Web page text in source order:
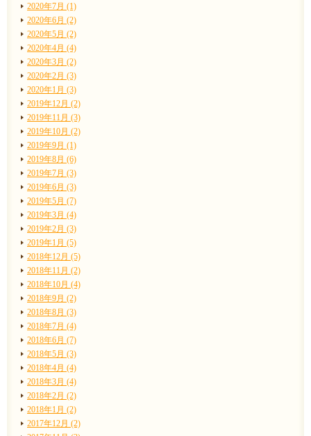
2020年7月 (1)
2020年6月 (2)
2020年5月 (2)
2020年4月 (4)
2020年3月 (2)
2020年2月 (3)
2020年1月 (3)
2019年12月 (2)
2019年11月 (3)
2019年10月 (2)
2019年9月 (1)
2019年8月 (6)
2019年7月 (3)
2019年6月 (3)
2019年5月 (7)
2019年3月 (4)
2019年2月 (3)
2019年1月 (5)
2018年12月 (5)
2018年11月 (2)
2018年10月 (4)
2018年9月 (2)
2018年8月 (3)
2018年7月 (4)
2018年6月 (7)
2018年5月 (3)
2018年4月 (4)
2018年3月 (4)
2018年2月 (2)
2018年1月 (2)
2017年12月 (2)